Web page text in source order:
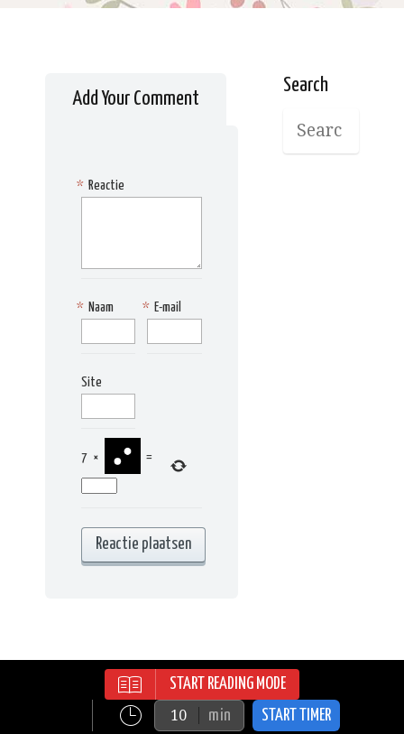
START READING MODE
min
START TIMER
Add Your Comment
Reactie
*
Naam
* E-mail
*
Site
7 × =
Search
RECIPES WORDPRESS THEME | ALL
RIGHTS RESERVED | © 2015